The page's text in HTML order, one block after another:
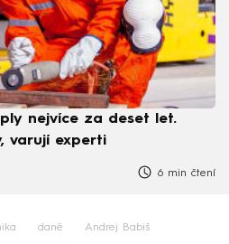
nejvíce za deset let.
varují experti
6 min čtení
daně Andrej Babiš